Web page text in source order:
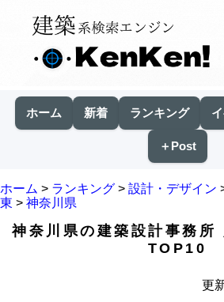
ホーム 新着 ランキング
＋Post
ホーム > ランキング > 設計・デザイン
東 > 神奈川県
神奈川県の建築設計事務所
TOP10
更